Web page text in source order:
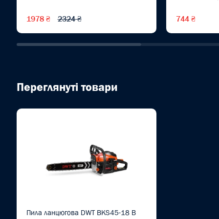
1978 ₴ 2324 ₴ 744 ₴
Переглянуті товари
Пила ланцюгова DWT BKS45-18 B